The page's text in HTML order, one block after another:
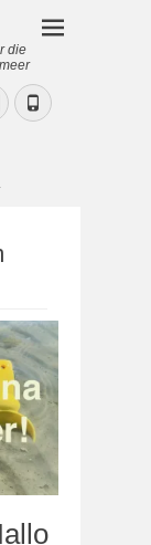
die
Instagram
Phone